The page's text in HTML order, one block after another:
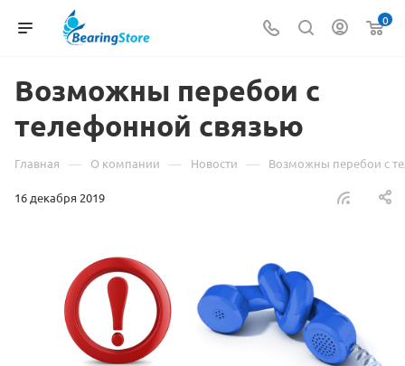
0
Возможны перебои с
телефонной связью
Главная — О компании — Новости — Возможны перебои с
16 декабря 2019